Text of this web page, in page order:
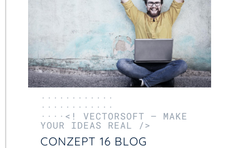
············
············
····<! VECTORSOFT – MAKE
YOUR IDEAS REAL />
CONZEPT 16 BLOG